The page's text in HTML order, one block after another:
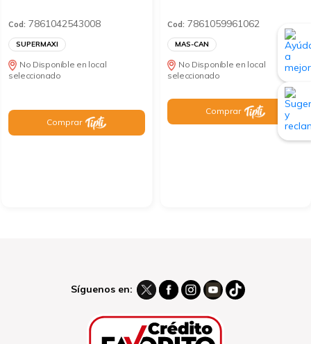
Cod: 7861042543008
SUPERMAXI
No Disponible en local
seleccionado
Comprar
Cod: 7861059961062
MAS-CAN
No Disponible en local
seleccionado
Comprar
Síguenos en: